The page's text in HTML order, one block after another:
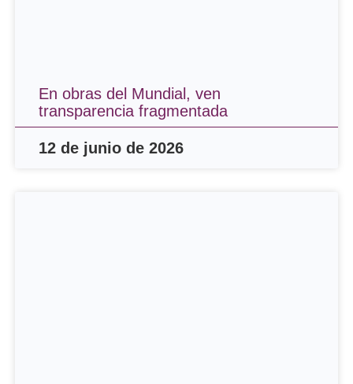
En obras del Mundial, ven
transparencia fragmentada
12 de junio de 2026